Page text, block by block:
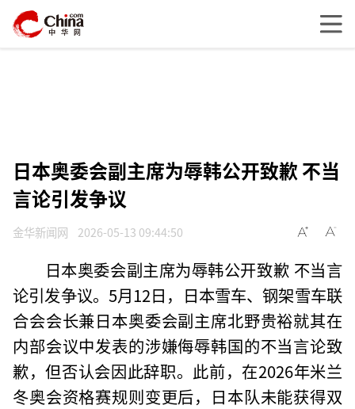
日本奥委会副主席为辱韩公开致歉 不当
言论引发争议
金华新闻网 2026-05-13 09:44:50
日本奥委会副主席为辱韩公开致歉 不当言
论引发争议。5月12日，日本雪车、钢架雪车联
合会会长兼日本奥委会副主席北野贵裕就其在
内部会议中发表的涉嫌侮辱韩国的不当言论致
歉，但否认会因此辞职。此前，在2026年米兰
冬奥会资格赛规则变更后，日本队未能获得双